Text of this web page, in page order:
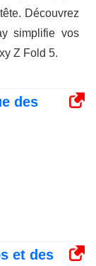
Découvrez
simplifie vos
Z Fold 5.
des
et des